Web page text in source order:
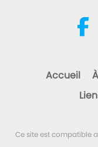
Accueil
Ce site est compatible